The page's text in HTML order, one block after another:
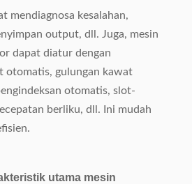
1.5kw
1310x 810 x
1500mm
mendiagnosa kesalahan,
output, dll. Juga, mesin
dapat diatur dengan
otomatis, gulungan kawat
otomatis, slot-
berliku, dll. Ini mudah
utama mesin